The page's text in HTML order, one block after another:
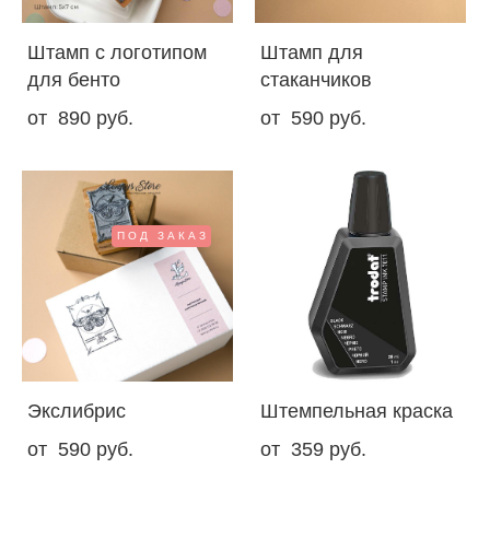
Штамп с логотипом
для бенто
от 890 pуб.
Штамп для
стаканчиков
от 590 pуб.
ПОД ЗАКАЗ
Экслибрис
от 590 pуб.
Штемпельная краска
от 359 pуб.